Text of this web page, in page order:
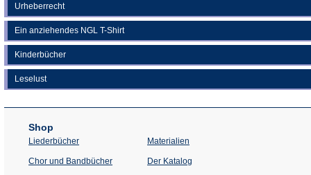
Urheberrecht
Ein anziehendes NGL T-Shirt
Kinderbücher
Leselust
Shop
Liederbücher
Chor und Bandbücher
Materialien
Der Katalog